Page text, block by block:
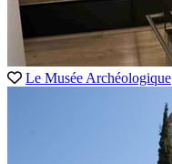
Le Musée Archéologique